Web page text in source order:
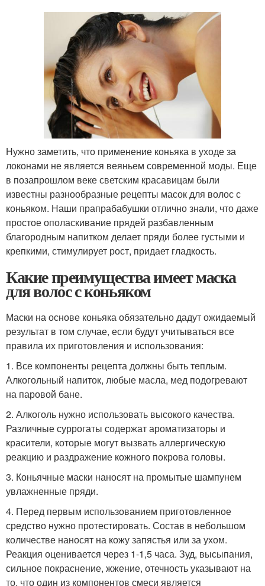
Нужно заметить, что применение коньяка в уходе за
локонами не является веяньем современной моды. Еще
в позапрошлом веке светским красавицам были
известны разнообразные рецепты масок для волос с
коньяком. Наши прапрабабушки отлично знали, что даже
простое ополаскивание прядей разбавленным
благородным напитком делает пряди более густыми и
крепкими, стимулирует рост, придает гладкость.
Какие преимущества имеет маска
для волос с коньяком
Маски на основе коньяка обязательно дадут ожидаемый
результат в том случае, если будут учитываться все
правила их приготовления и использования:
1. Все компоненты рецепта должны быть теплым.
Алкогольный напиток, любые масла, мед подогревают
на паровой бане.
2. Алкоголь нужно использовать высокого качества.
Различные суррогаты содержат ароматизаторы и
красители, которые могут вызвать аллергическую
реакцию и раздражение кожного покрова головы.
3. Коньячные маски наносят на промытые шампунем
увлажненные пряди.
4. Перед первым использованием приготовленное
средство нужно протестировать. Состав в небольшом
количестве наносят на кожу запястья или за ухом.
Реакция оценивается через 1-1,5 часа. Зуд, высыпания,
сильное покраснение, жжение, отечность указывают на
то, что один из компонентов смеси является